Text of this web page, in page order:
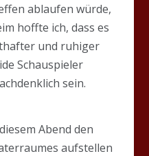
ablaufen würde,
hoffte ich, dass es
und ruhiger
Schauspieler
sein.
Abend den
aufstellen